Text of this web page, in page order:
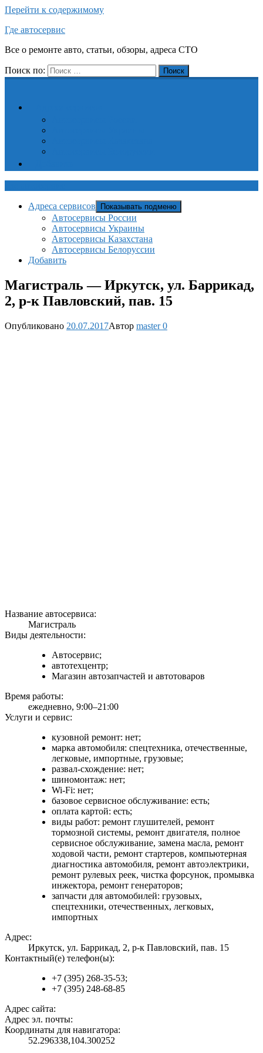
Перейти к содержимому
Где автосервис
Все о ремонте авто, статьи, обзоры, адреса СТО
Поиск по: Поиск
Адреса сервисов Показывать подменю
Автосервисы России
Автосервисы Украины
Автосервисы Казахстана
Автосервисы Белоруссии
Добавить
Магистраль — Иркутск, ул. Баррикад,
2, р-к Павловский, пав. 15
Опубликовано 20.07.2017Автор master0
Название автосервиса:
Магистраль
Виды деятельности:
Автосервис;
автотехцентр;
Магазин автозапчастей и автотоваров
Время работы:
ежедневно, 9:00–21:00
Услуги и сервис:
кузовной ремонт: нет;
марка автомобиля: спецтехника, отечественные,
легковые, импортные, грузовые;
развал-схождение: нет;
шиномонтаж: нет;
Wi-Fi: нет;
базовое сервисное обслуживание: есть;
оплата картой: есть;
виды работ: ремонт глушителей, ремонт
тормозной системы, ремонт двигателя, полное
сервисное обслуживание, замена масла, ремонт
ходовой части, ремонт стартеров, компьютерная
диагностика автомобиля, ремонт автоэлектрики,
ремонт рулевых реек, чистка форсунок, промывка
инжектора, ремонт генераторов;
запчасти для автомобилей: грузовых,
спецтехники, отечественных, легковых,
импортных
Адрес:
Иркутск, ул. Баррикад, 2, р-к Павловский, пав. 15
Контактный(е) телефон(ы):
+7 (395) 268-35-53;
+7 (395) 248-68-85
Адрес сайта:
Адрес эл. почты:
Координаты для навигатора:
52.296338,104.300252